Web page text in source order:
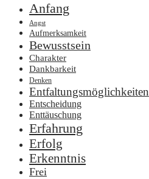
Anfang
Angst
Aufmerksamkeit
Bewusstsein
Charakter
Dankbarkeit
Denken
Entfaltungsmöglichkeiten
Entscheidung
Enttäuschung
Erfahrung
Erfolg
Erkenntnis
Frei